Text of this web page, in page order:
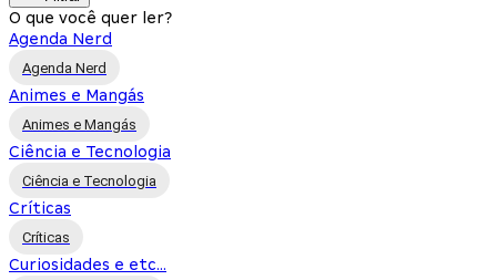
O que você quer ler?
Agenda Nerd
Agenda Nerd
Animes e Mangás
Animes e Mangás
Ciência e Tecnologia
Ciência e Tecnologia
Críticas
Críticas
Curiosidades e etc...